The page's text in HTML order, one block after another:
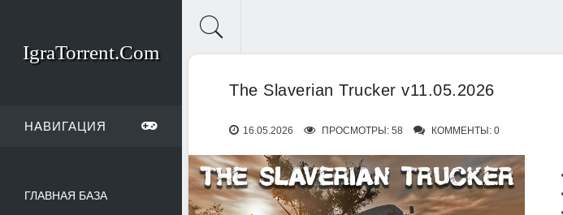
IgraTorrent.Com
НАВИГАЦИЯ
ГЛАВНАЯ БАЗА
The Slaverian Trucker v11.05.2026
16.05.2026 ПРОСМОТРЫ: 58 КОММЕНТЫ: 0